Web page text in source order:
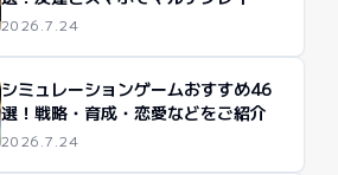
2026.7.24
シミュレーションゲームおすすめ46
選！戦略・育成・恋愛などをご紹介
2026.7.24